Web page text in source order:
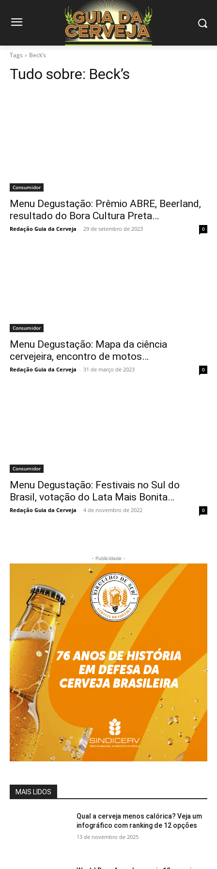
Tags Beck’s
Tudo sobre: Beck’s
Consumidor
Menu Degustação: Prêmio ABRE, Beerland,
resultado do Bora Cultura Preta…
Redação Guia da Cerveja - 29 de setembro de 2023 0
Consumidor
Menu Degustação: Mapa da ciência
cervejeira, encontro de motos…
Redação Guia da Cerveja - 31 de março de 2023 0
Consumidor
Menu Degustação: Festivais no Sul do
Brasil, votação do Lata Mais Bonita…
Redação Guia da Cerveja - 4 de novembro de 2022 0
- Publicidade -
MAIS LIDOS
Qual a cerveja menos calórica? Veja um
infográfico com ranking de 12 opções
13 de novembro de 2025